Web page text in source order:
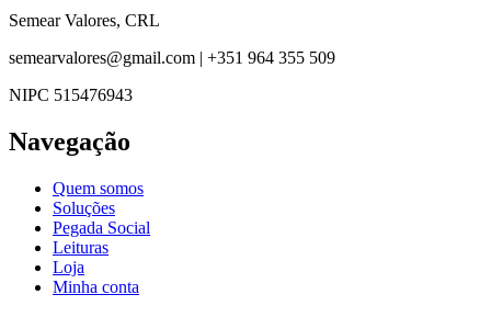
Semear Valores, CRL
semearvalores@gmail.com | +351 964 355 509
NIPC 515476943
Navegação
Quem somos
Soluções
Pegada Social
Leituras
Loja
Minha conta